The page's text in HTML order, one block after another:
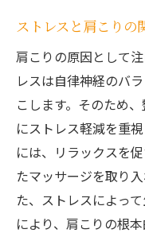
ストレスと肩こりの
肩こりの原因として
レスは自律神経のバ
こします。そのため
にストレス軽減を重
には、リラックスを
たマッサージを取り
た、ストレスによっ
により、肩こりの根